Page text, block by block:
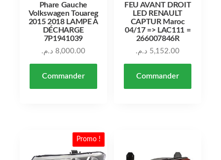
Phare Gauche
Volkswagen Touareg
2015 2018 LAMPE À
DÉCHARGE
7P1941039
8,000.00 د.م.
Commander
FEU AVANT DROIT
LED RENAULT
CAPTUR Maroc
04/17 => LAC111 =
266007846R
5,152.00 د.م.
Commander
Promo !